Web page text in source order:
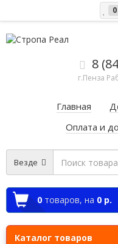
0
8
г.Пенза
Главная
Оплата и
Везде
0 товаров, на 0 р.
Каталог товаров